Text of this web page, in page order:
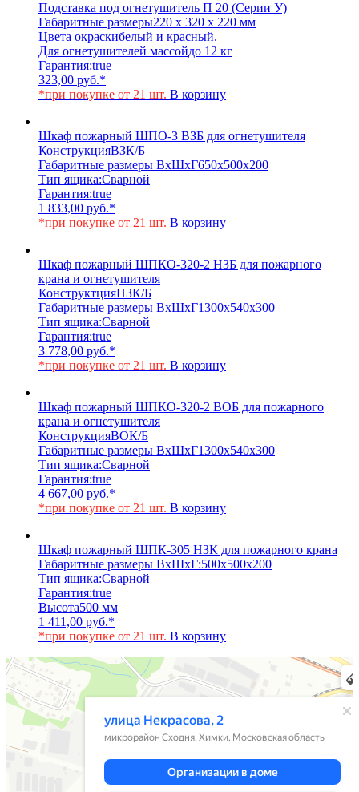
Подставка под огнетушитель П 20 (Серии У)
Габаритные размеры220 х 320 х 220 мм
Цвета окраскибелый и красный.
Для огнетушителей массойдо 12 кг
Гарантия:true
323,00 руб.*
*при покупке от 21 шт. В корзину
Шкаф пожарный ШПО-3 ВЗБ для огнетушителя
КонструкцияВЗК/Б
Габаритные размеры ВхШхГ650х500х200
Тип ящика:Сварной
Гарантия:true
1 833,00 руб.*
*при покупке от 21 шт. В корзину
Шкаф пожарный ШПКО-320-2 НЗБ для пожарного
крана и огнетушителя
КонструктцияНЗК/Б
Габаритные размеры ВхШхГ1300х540х300
Тип ящика:Сварной
Гарантия:true
3 778,00 руб.*
*при покупке от 21 шт. В корзину
Шкаф пожарный ШПКО-320-2 ВОБ для пожарного
крана и огнетушителя
КонструкцияВОК/Б
Габаритные размеры ВхШхГ1300х540х300
Тип ящика:Сварной
Гарантия:true
4 667,00 руб.*
*при покупке от 21 шт. В корзину
Шкаф пожарный ШПК-305 НЗК для пожарного крана
Габаритные размеры ВхШхГ:500х500х200
Тип ящика:Сварной
Гарантия:true
Высота500 мм
1 411,00 руб.*
*при покупке от 21 шт. В корзину
Химки
Яндекс Карты — транспорт, навигация, поиск мест